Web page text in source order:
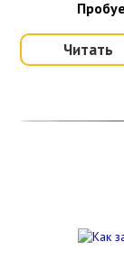
Читать